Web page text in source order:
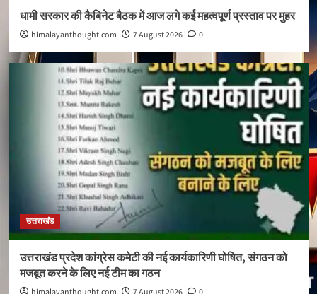
धामी सरकार की कैबिनेट बैठक में आज लगे कई महत्वपूर्ण प्रस्ताव पर मुहर
himalayanthought.com 7 August 2026 0
उत्तराखंड
उत्तराखंड प्रदेश कांग्रेस कमेटी की नई कार्यकारिणी घोषित, संगठन को
मजबूत करने के लिए नई टीम का गठन